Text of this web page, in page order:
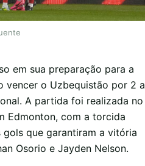
em sua preparação para a
vencer o Uzbequistão por 2 a
A partida foi realizada no
Edmonton, com a torcida
que garantiram a vitória
Osorio e Jayden Nelson.